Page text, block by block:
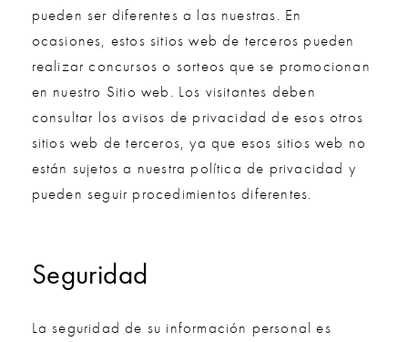
pueden ser diferentes a las nuestras. En
ocasiones, estos sitios web de terceros pueden
realizar concursos o sorteos que se promocionan
en nuestro Sitio web. Los visitantes deben
consultar los avisos de privacidad de esos otros
sitios web de terceros, ya que esos sitios web no
están sujetos a nuestra política de privacidad y
pueden seguir procedimientos diferentes.
Seguridad
La seguridad de su información personal es